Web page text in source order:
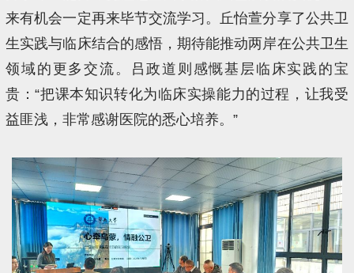
来有机会一定再来毕节交流学习。丘怡萱分享了公共卫
生实践与临床结合的感悟，期待能推动两岸在公共卫生
领域的更多交流。吕政道则感慨基层临床实践的宝
贵：“把课本知识转化为临床实操能力的过程，让我受
益匪浅，非常感谢医院的悉心培养。”